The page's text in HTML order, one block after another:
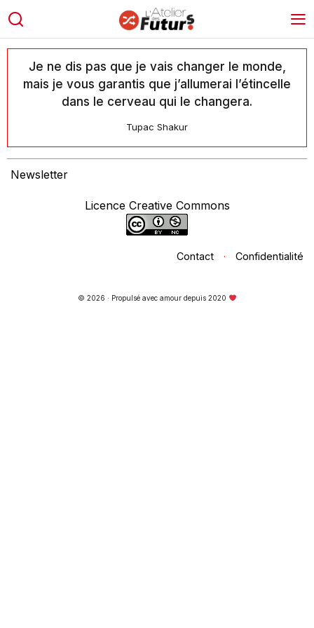
Je ne dis pas que je vais changer le monde,
mais je vous garantis que j’allumerai l’étincelle
dans le cerveau qui le changera.
Tupac Shakur
Newsletter
Licence Creative Commons
Contact · Confidentialité
© 2026 · Propulsé avec amour depuis 2020